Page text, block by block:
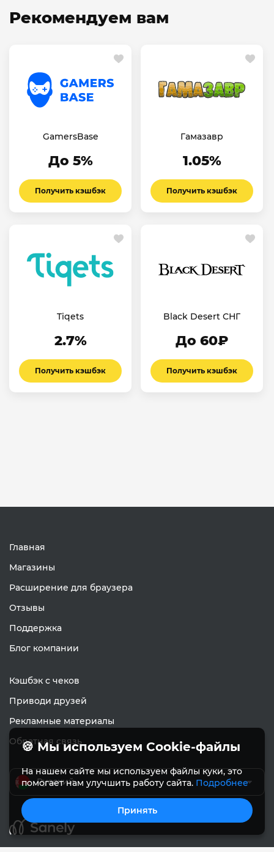
Рекомендуем вам
GamersBase
До 5%
Получить кэшбэк
Гамазавр
1.05%
Получить кэшбэк
Tiqets
2.7%
Получить кэшбэк
Black Desert СНГ
До 60₽
Получить кэшбэк
Главная
Магазины
Расширение для браузера
Отзывы
Поддержка
Блог компании
Кэшбэк с чеков
Приводи друзей
Рекламные материалы
Обратная связь
Русский
🍪 Мы используем Cookie-файлы
На нашем сайте мы используем файлы куки, это
помогает нам улучшить работу сайта. Подробнее
Принять